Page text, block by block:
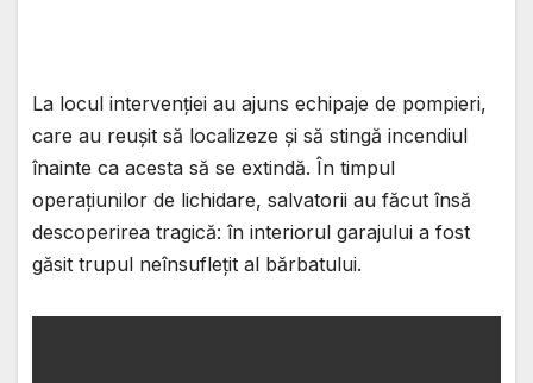
La locul intervenției au ajuns echipaje de pompieri,
care au reușit să localizeze și să stingă incendiul
înainte ca acesta să se extindă. În timpul
operațiunilor de lichidare, salvatorii au făcut însă
descoperirea tragică: în interiorul garajului a fost
găsit trupul neînsuflețit al bărbatului.